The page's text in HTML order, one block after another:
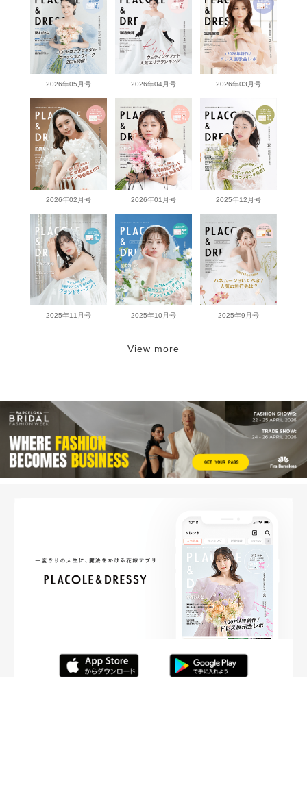
2026年05月号 2026年04月号 2026年03月号
2026年02月号 2026年01月号 2025年12月号
2025年11月号 2025年10月号 2025年9月号
View more